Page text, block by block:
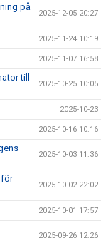
på
2025-12-05 20:27
2025-11-24 10:19
2025-11-07 16:58
till
2025-10-25 10:05
2025-10-23
2025-10-16 10:16
2025-10-03 11:36
för
2025-10-02 22:02
2025-10-01 17:57
2025-09-26 12:26